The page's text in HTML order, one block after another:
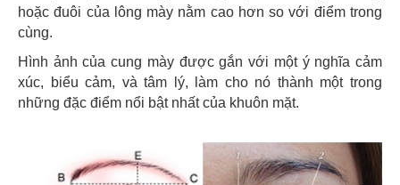
hoặc đuôi của lông mày nằm cao hơn so với điểm trong
cùng.
Hình ảnh của cung mày được gắn với một ý nghĩa cảm
xúc, biểu cảm, và tâm lý, làm cho nó thành một trong
những đặc điểm nổi bật nhất của khuôn mặt.